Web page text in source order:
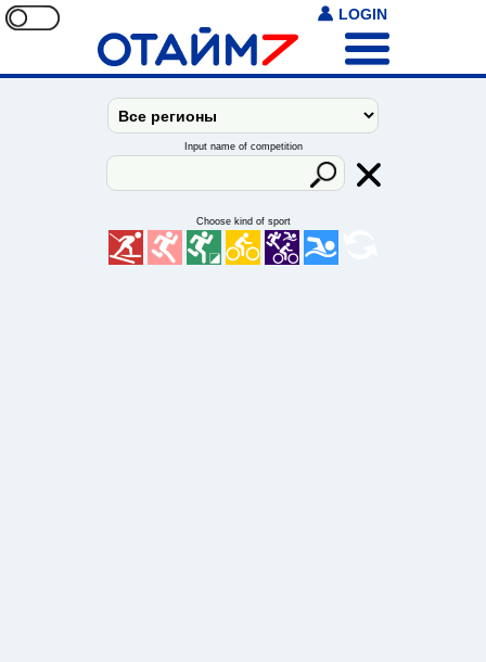
LOGIN
Input name of competition
Choose kind of sport